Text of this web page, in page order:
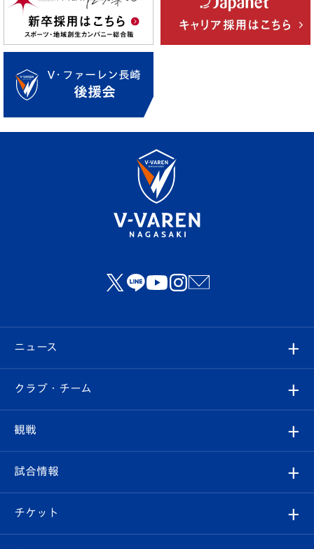
ニュース
すべて
クラブ
試合情報
クラブ・チーム
クラブ概要
エンブレム紹介
観戦
観戦ルール
はじめての観戦ガイド
試合情報
試合日程/結果
チケット